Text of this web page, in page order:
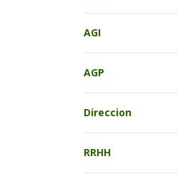
AGI
AGP
Direccion
RRHH